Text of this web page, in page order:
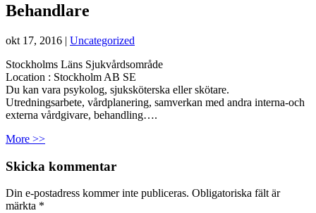
Behandlare
okt 17, 2016 | Uncategorized
Stockholms Läns Sjukvårdsområde
Location : Stockholm AB SE
Du kan vara psykolog, sjuksköterska eller skötare.
Utredningsarbete, vårdplanering, samverkan med andra interna-och
externa vårdgivare, behandling….
More >>
Skicka kommentar
Din e-postadress kommer inte publiceras. Obligatoriska fält är
märkta *